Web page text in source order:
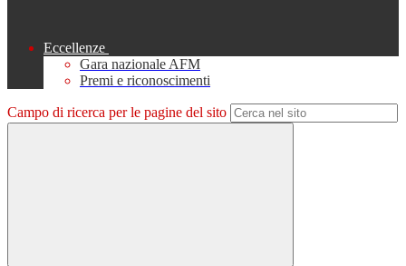
Eccellenze
Gara nazionale AFM
Premi e riconoscimenti
Campo di ricerca per le pagine del sito